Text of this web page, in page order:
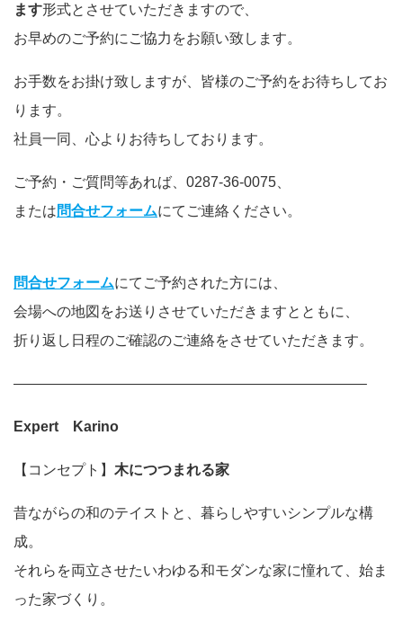
ます形式とさせていただきますので、
お早めのご予約にご協力をお願い致します。
お手数をお掛け致しますが、皆様のご予約をお待ちしてお
ります。
社員一同、心よりお待ちしております。
ご予約・ご質問等あれば、0287-36-0075、
または問合せフォームにてご連絡ください。
問合せフォームにてご予約された方には、
会場への地図をお送りさせていただきますとともに、
折り返し日程のご確認のご連絡をさせていただきます。
————————————————————————–
Expert Karino
【コンセプト】 木につつまれる家
昔ながらの和のテイストと、暮らしやすいシンプルな構
成。
それらを両立させたいわゆる和モダンな家に憧れて、始ま
った家づくり。